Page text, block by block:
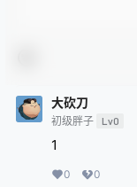
大砍刀
初级胖子 Lv0
1
0 0